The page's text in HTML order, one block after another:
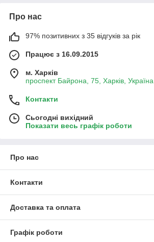
Про нас
97% позитивних з 35 відгуків за рік
Працює з 16.09.2015
м. Харків
проспект Байрона, 75, Харків, Україна
Контакти
Сьогодні вихідний
Показати весь графік роботи
Про нас
Контакти
Доставка та оплата
Графік роботи